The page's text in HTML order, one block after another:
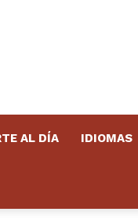
AL DÍA IDIOMAS